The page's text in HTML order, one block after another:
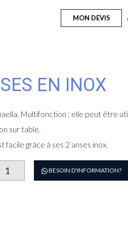
MON DEVIS
EN INOX
Multifonction : elle peut être
sur table.
facile grâce à ses 2 anses inox.
quantitéBESOIN D'INFORMATION?